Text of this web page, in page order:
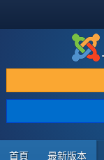
下載 & 擴充
發現 & 學習
社群 & 支援
程式者資源
首頁 最新版本